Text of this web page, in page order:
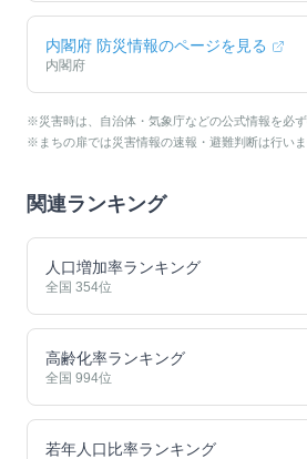
内閣府 防災情報のページを見る
内閣府
※災害時は、自治体・気象庁などの公式情報を必ず
※まちの扉では災害情報の速報・避難判断は行いま
関連ランキング
人口増加率ランキング
全国 354位
高齢化率ランキング
全国 994位
若年人口比率ランキング